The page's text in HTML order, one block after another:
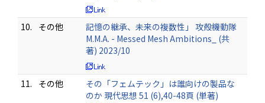
10. その他
記憶の継承、未来の複数性」 攻殻機動隊
M.M.A. - Messed Mesh Ambitions_ (共
著) 2023/10
11. その他
その「フェムテック」は誰向けの製品な
のか 現代思想 51 (6),40-48頁 (単著)